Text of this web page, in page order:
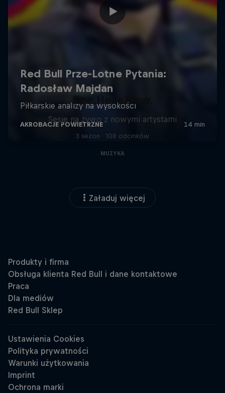
See.Hear.Now.
Sesje na żywo z nowymi artystami
3 sezon · 108 odcinków
MUZYKA
Załaduj więcej